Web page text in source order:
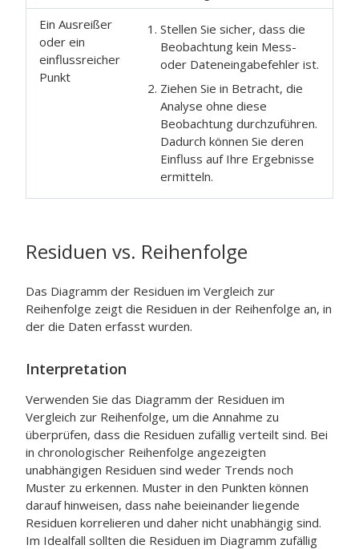
Ein Ausreißer
oder ein
einflussreicher
Punkt
Stellen Sie sicher, dass die
Beobachtung kein Mess-
oder Dateneingabefehler ist.
Ziehen Sie in Betracht, die
Analyse ohne diese
Beobachtung durchzuführen.
Dadurch können Sie deren
Einfluss auf Ihre Ergebnisse
ermitteln.
Residuen vs. Reihenfolge
Das Diagramm der Residuen im Vergleich zur
Reihenfolge zeigt die Residuen in der Reihenfolge an, in
der die Daten erfasst wurden.
Interpretation
Verwenden Sie das Diagramm der Residuen im
Vergleich zur Reihenfolge, um die Annahme zu
überprüfen, dass die Residuen zufällig verteilt sind. Bei
in chronologischer Reihenfolge angezeigten
unabhängigen Residuen sind weder Trends noch
Muster zu erkennen. Muster in den Punkten können
darauf hinweisen, dass nahe beieinander liegende
Residuen korrelieren und daher nicht unabhängig sind.
Im Idealfall sollten die Residuen im Diagramm zufällig